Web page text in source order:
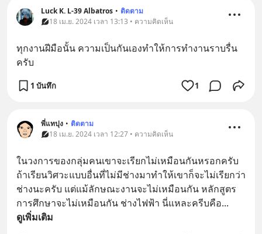
Luck K. L-39 Albatros • ติดตาม
18 เม.ย. 2024 เวลา 13:13 • ความคิดเห็น
ทุกงานฝีมือนั้น ความเป็นกันเองทำให้การทำงานราบรื่น
ครับ
1 บันทึก 1
พี่แทปุง • ติดตาม
18 เม.ย. 2024 เวลา 12:27 • ความคิดเห็น
ในวงการของกลุ่มคนเขาจะเรียกไม่เหมือนกันหรอกครับ
ถ้าเรียนวิศวะแบบอื่นที่ไม่มีช่างมาทำให้เขาก็จะไม่เรียกว่า
ช่างนะครับ แต่แม้ลักษณะงานจะไม่เหมือนกัน หลักสูตร
การศึกษาจะไม่เหมือนกัน ช่างไฟฟ้า นี่แหละครีบคือ...
ดูเพิ่มเติม